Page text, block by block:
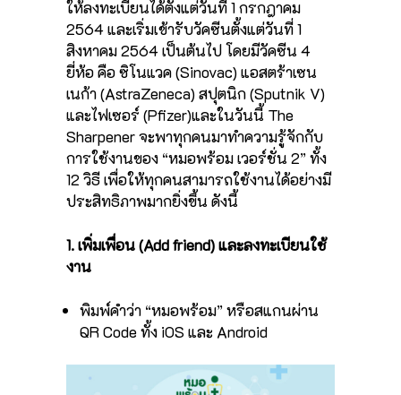
ให้ลงทะเบียนได้ตั้งแต่วันที่ 1 กรกฎาคม
2564 และเริ่มเข้ารับวัคซีนตั้งแต่วันที่ 1
สิงหาคม 2564 เป็นต้นไป โดยมีวัคซีน 4
ยี่ห้อ คือ ซิโนแวค (Sinovac) แอสตร้าเซน
เนก้า (AstraZeneca) สปุตนิก (Sputnik V)
และไฟเซอร์ (Pfizer)และในวันนี้ The
Sharpener จะพาทุกคนมาทำความรู้จักกับ
การใช้งานของ “หมอพร้อม เวอร์ชั่น 2” ทั้ง
12 วิธี เพื่อให้ทุกคนสามารถใช้งานได้อย่างมี
ประสิทธิภาพมากยิ่งขึ้น ดังนี้
1. เพิ่มเพื่อน (Add friend) และลงทะเบียนใช้
งาน
พิมพ์คำว่า “หมอพร้อม” หรือสแกนผ่าน
QR Code ทั้ง iOS และ Android